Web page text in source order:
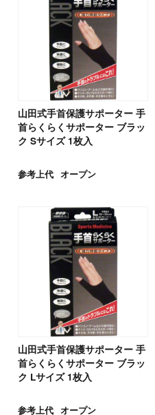
山田式手首保護サポーター 手
首らくらくサポーター ブラッ
ク Sサイズ 1枚入
参考上代 オープン
山田式手首保護サポーター 手
首らくらくサポーター ブラッ
ク Lサイズ 1枚入
参考上代 オープン